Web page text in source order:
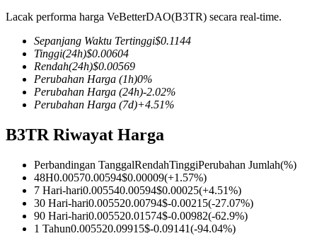
COIN-M Berjangka
Mata Uang Kripto Berjangka
TradFi
Lacak performa harga VeBetterDAO(B3TR) secara real-time.
Sepanjang Waktu Tertinggi$0.1144
Tinggi(24h)$0.00604
Rendah(24h)$0.00569
Perubahan Harga (1h)0%
Perubahan Harga (24h)-2.02%
Perubahan Harga (7d)+4.51%
B3TR Riwayat Harga
Perbandingan TanggalRendahTinggiPerubahan Jumlah(%)
48H0.00570.00594$0.00009(+1.57%)
7 Hari-hari0.005540.00594$0.00025(+4.51%)
30 Hari-hari0.005520.00794$-0.00215(-27.07%)
90 Hari-hari0.005520.01574$-0.00982(-62.9%)
1 Tahun0.005520.09915$-0.09141(-94.04%)